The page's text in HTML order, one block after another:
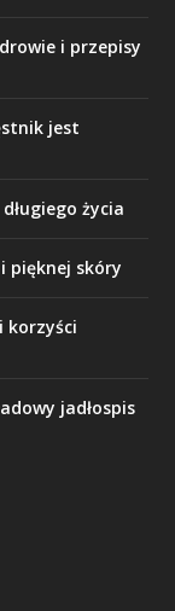
i przepisy
jest
życia
pięknej skóry
korzyści
jadłospis